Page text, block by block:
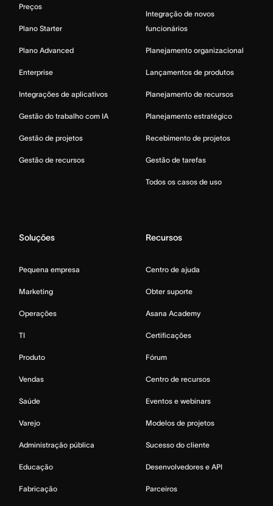
Preços
Plano Starter
Plano Advanced
Enterprise
Integrações de aplicativos
Gestão do trabalho com IA
Gestão de projetos
Gestão de recursos
Integração de novos
funcionários
Planejamento organizacional
Lançamentos de produtos
Planejamento de recursos
Planejamento estratégico
Recebimento de projetos
Gestão de tarefas
Todos os casos de uso
Soluções
Pequena empresa
Marketing
Operações
TI
Produto
Vendas
Saúde
Varejo
Administração pública
Educação
Fabricação
Recursos
Centro de ajuda
Obter suporte
Asana Academy
Certificações
Fórum
Centro de recursos
Eventos e webinars
Modelos de projetos
Sucesso do cliente
Desenvolvedores e API
Parceiros